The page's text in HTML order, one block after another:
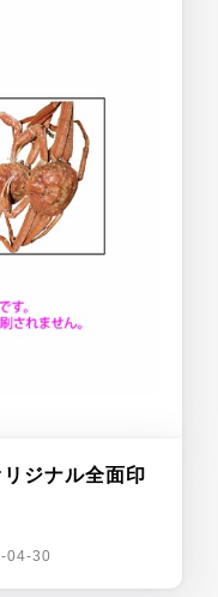
ジナル全面印
04-30